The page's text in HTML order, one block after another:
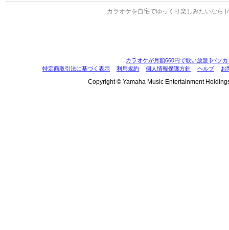
カラオケを自宅でゆっくり楽しみたいなら [
カラオケが月額660円で歌い放題 [パソ
特定商取引法に基づく表示
利用規約 個人情報保護方針 ヘルプ お
Copyright © Yamaha Music Entertainment